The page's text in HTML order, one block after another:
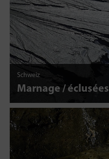
Schweiz
Marnage / éclusées